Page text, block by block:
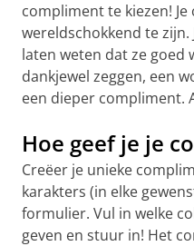
compliment te kiezen!
wereldschokkend te zijn.
laten weten dat ze goed
dankjewel zeggen, een
een dieper compliment.
Hoe geef je je
Creëer je unieke
karakters (in elke
formulier. Vul in welke
geven en stuur in! Het